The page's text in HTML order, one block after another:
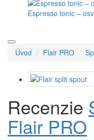
Espresso tonic –
Úvod Flair PRO
Recenzie
Flair PRO